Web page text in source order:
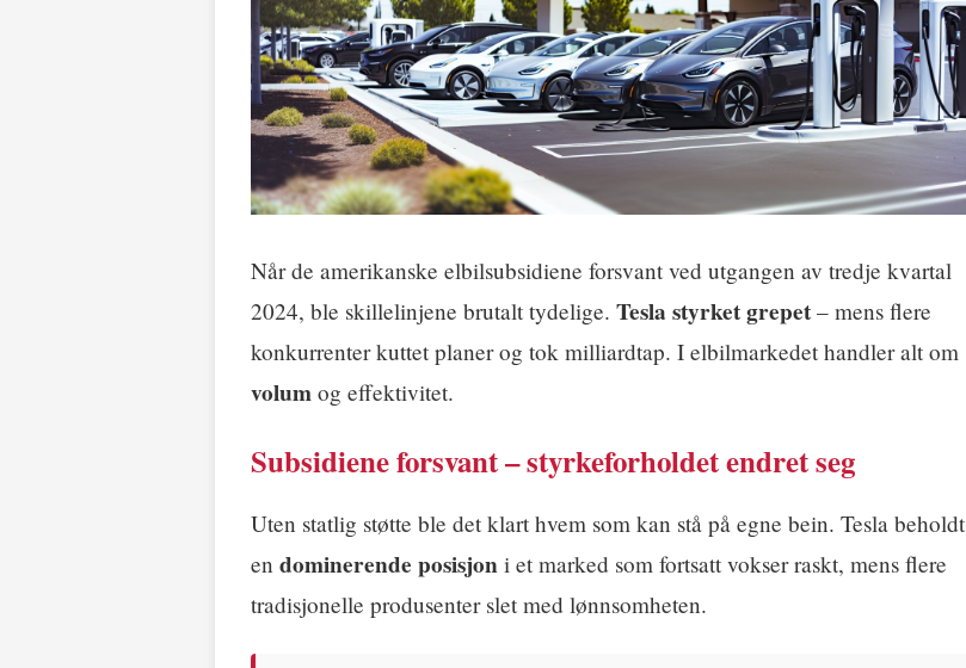
Når de amerikanske elbilsubsidiene forsvant ved utgangen av tredje kvartal
2024, ble skillelinjene brutalt tydelige. Tesla styrket grepet – mens flere
konkurrenter kuttet planer og tok milliardtap. I elbilmarkedet handler alt om
volum og effektivitet.
Subsidiene forsvant – styrkeforholdet endret seg
Uten statlig støtte ble det klart hvem som kan stå på egne bein. Tesla beholdt
en dominerende posisjon i et marked som fortsatt vokser raskt, mens flere
tradisjonelle produsenter slet med lønnsomheten.